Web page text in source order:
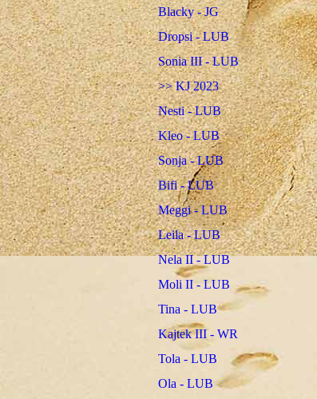
Blacky - JG
Dropsi - LUB
Sonia III - LUB
>> KJ 2023
Nesti - LUB
Kleo - LUB
Sonja - LUB
Bifi - LUB
Meggi - LUB
Leila - LUB
Nela II - LUB
Moli II - LUB
Tina - LUB
Kajtek III - WR
Tola - LUB
Ola - LUB